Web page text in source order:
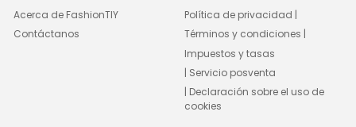
Acerca de FashionTIY
Contáctanos
Política de privacidad |
Términos y condiciones |
Impuestos y tasas
| Servicio posventa
| Declaración sobre el uso de
cookies